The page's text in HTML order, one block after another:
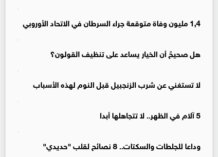
1,4 مليون وفاة متوقعة جراء السرطان في الاتحاد الأوروبي
هل صحيحٌ أن الخيار يساعد على تنظيف القولون؟
لا تستغني عن شرب الزنجبيل قبل النوم لهذه الأسباب
5 آلام في الظهر.. لا تتجاهلها أبدا
وداعا للجلطات والسكتات.. 8 نصائح لقلب "حديدي"